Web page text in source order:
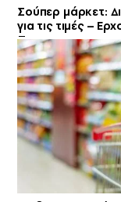
Σούπερ μάρκετ:
για τις τιμές –